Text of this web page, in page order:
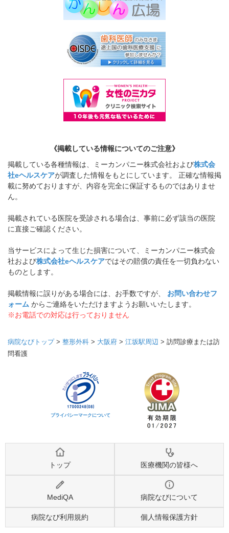
《掲載している情報についてのご注意》
掲載している各種情報は、ミーカンパニー株式会社および株式会
社eヘルスケアが調査した情報をもとにしています。 正確な情報掲
載に努めておりますが、内容を完全に保証するものではありませ
ん。
掲載されている医院を受診される場合は、事前に必ず該当の医院
に直接ご確認ください。
当サービスによって生じた損害について、ミーカンパニー株式会
社および株式会社eヘルスケアではその賠償の責任を一切負わない
ものとします。
掲載情報に誤りがある場合には、お手数ですが、 お問い合わせフ
ォーム からご連絡をいただけますようお願いいたします。
※お電話での対応は行っておりません
病院なびトップ> 整形外科 > 大阪府 > 江坂駅周辺 > 訪問診療または訪
問看護
プライバシーマークについて
トップ 医療機関の皆様へ
MediQA 病院なびについて
病院なび利用規約 個人情報保護方針